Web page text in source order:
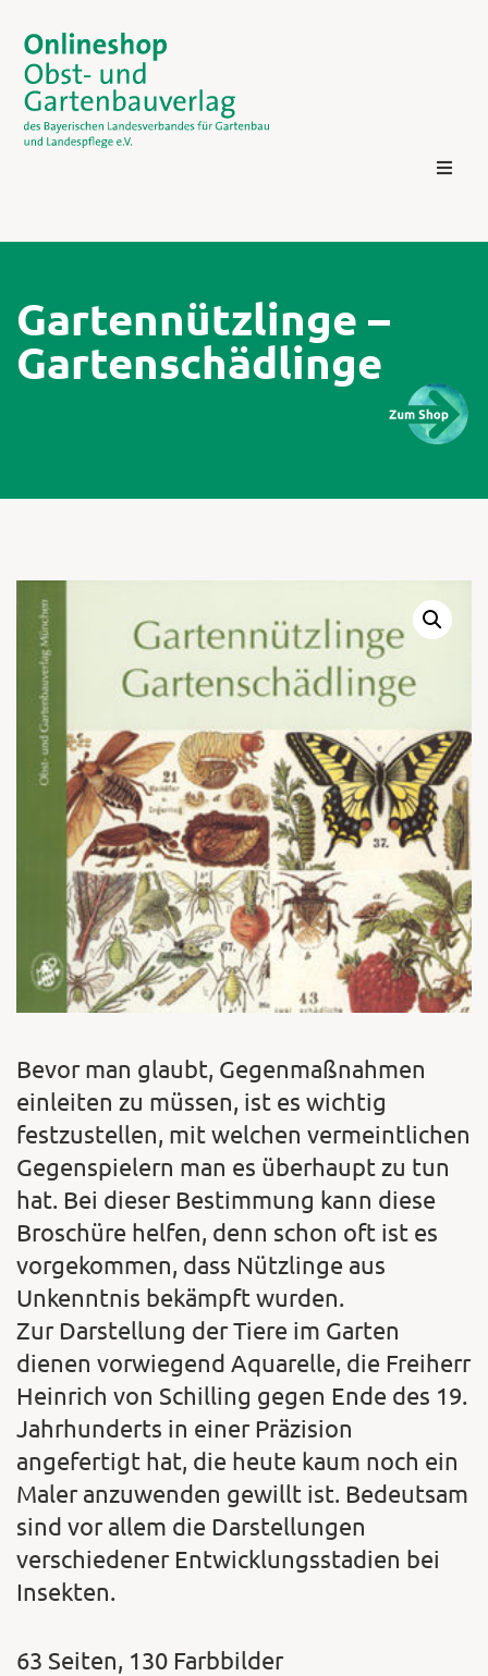
Kontakt
Zum
Gartennützlinge –
Gartenschädlinge
Bevor man glaubt, Gegenmaßnahmen
einleiten zu müssen, ist es wichtig
festzustellen, mit welchen vermeintlichen
Gegenspielern man es überhaupt zu tun
hat. Bei dieser Bestim­mung kann diese
Broschüre helfen, denn schon oft ist es
vorgekommen, dass Nützlinge aus
Unkenntnis bekämpft wurden.
Zur Darstellung der Tiere im Garten
dienen vorwiegend Aquarelle, die Freiherr
Heinrich von Schilling gegen Ende des 19.
Jahrhunderts in einer Präzision
angefertigt hat, die heute kaum noch ein
Maler anzuwenden gewillt ist. Bedeutsam
sind vor allem die Darstellungen
verschiedener Entwicklungsstadien bei
Insekten.
63 Seiten, 130 Farbbilder